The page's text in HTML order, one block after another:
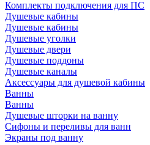
Комплекты подключения для ПС
Душевые кабины
Душевые кабины
Душевые уголки
Душевые двери
Душевые поддоны
Душевые каналы
Аксессуары для душевой кабины
Ванны
Ванны
Душевые шторки на ванну
Сифоны и переливы для ванн
Экраны под ванну